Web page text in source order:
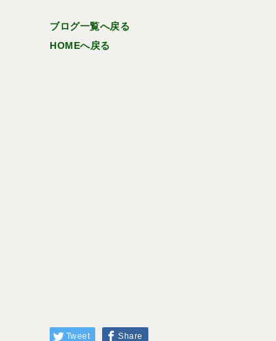
ブログ一覧へ戻る
HOMEへ戻る
Tweet Share